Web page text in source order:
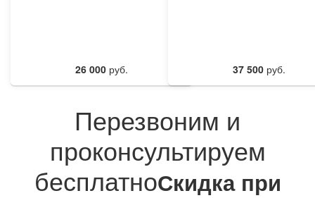
26 000руб. 37 500руб.
Перезвоним и
проконсультируем
бесплатноCкидка при